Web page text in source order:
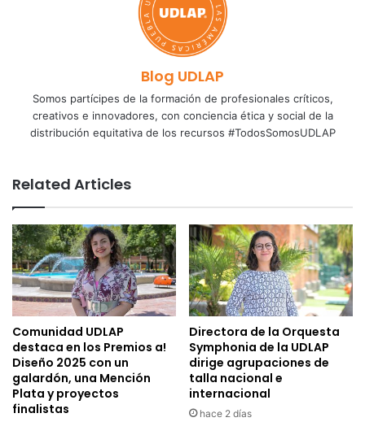
Blog UDLAP
Somos partícipes de la formación de profesionales críticos,
creativos e innovadores, con conciencia ética y social de la
distribución equitativa de los recursos #TodosSomosUDLAP
Related Articles
Comunidad UDLAP
destaca en los Premios a!
Diseño 2025 con un
galardón, una Mención
Plata y proyectos
finalistas
Directora de la Orquesta
Symphonia de la UDLAP
dirige agrupaciones de
talla nacional e
internacional
hace 2 días